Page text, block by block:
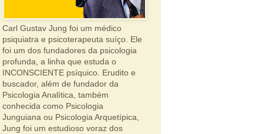
Carl Gustav Jung foi um médico
psiquiatra e psicoterapeuta suíço. Ele
foi um dos fundadores da psicologia
profunda, a linha que estuda o
INCONSCIENTE psíquico. Erudito e
buscador, além de fundador da
Psicologia Analítica, também
conhecida como Psicologia
Junguiana ou Psicologia Arquetípica,
Jung foi um estudioso voraz dos